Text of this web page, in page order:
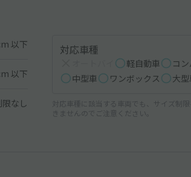
以下
以下
限なし
対応車種
軽自動車
コ
中型車
ワンボックス 大
対応車種に該当する車両でも、サイズ制限
きませんのでご注意ください。